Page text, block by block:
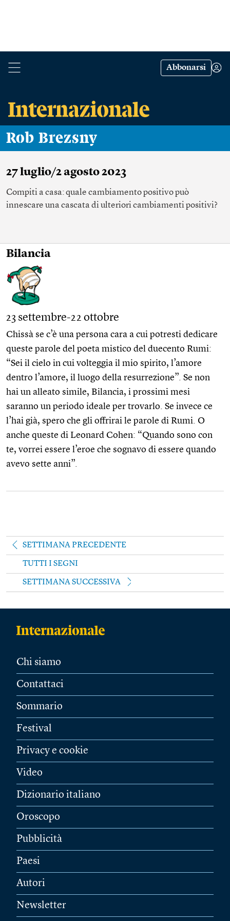
Abbonarsi
Rob Brezsny
27 luglio/2 agosto 2023
Compiti a casa: quale cambiamento positivo può
innescare una cascata di ulteriori cambiamenti positivi?
Bilancia
23 settembre-22 ottobre
Chissà se c’è una persona cara a cui potresti dedicare
queste parole del poeta mistico del duecento Rumi:
“Sei il cielo in cui volteggia il mio spirito, l’amore
dentro l’amore, il luogo della resurrezione”. Se non
hai un alleato simile, Bilancia, i prossimi mesi
saranno un periodo ideale per trovarlo. Se invece ce
l’hai già, spero che gli offrirai le parole di Rumi. O
anche queste di Leonard Cohen: “Quando sono con
te, vorrei essere l’eroe che sognavo di essere quando
avevo sette anni”.
SETTIMANA PRECEDENTE
TUTTI I SEGNI
SETTIMANA SUCCESSIVA
Chi siamo
Contattaci
Sommario
Festival
Privacy e cookie
Video
Dizionario italiano
Oroscopo
Pubblicità
Paesi
Autori
Newsletter